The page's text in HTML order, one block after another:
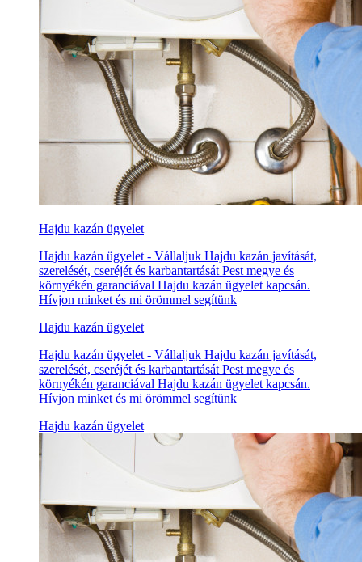
Hajdu kazán ügyelet
Hajdu kazán ügyelet - Vállaljuk Hajdu kazán javítását,
szerelését, cseréjét és karbantartását Pest megye és
környékén garanciával Hajdu kazán ügyelet kapcsán.
Hívjon minket és mi örömmel segítünk
Hajdu kazán ügyelet
Hajdu kazán ügyelet - Vállaljuk Hajdu kazán javítását,
szerelését, cseréjét és karbantartását Pest megye és
környékén garanciával Hajdu kazán ügyelet kapcsán.
Hívjon minket és mi örömmel segítünk
Hajdu kazán ügyelet